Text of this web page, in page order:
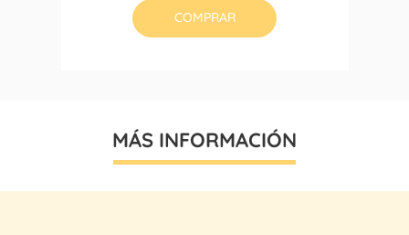
COMPRAR
MÁS INFORMACIÓN